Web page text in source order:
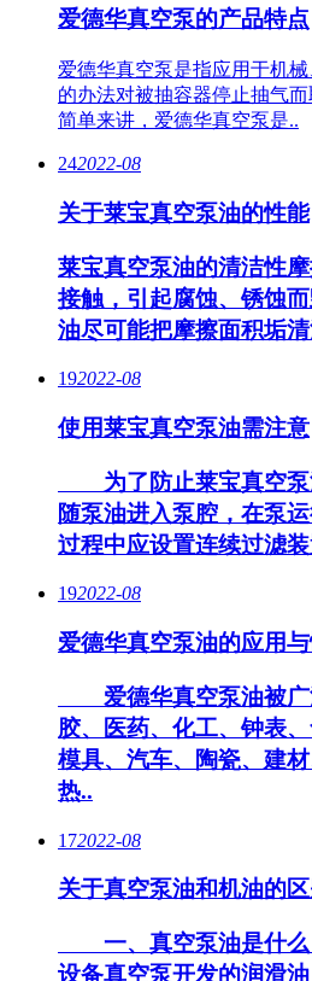
爱德华真空泵的产品特点
爱德华真空泵是指应用于机
的办法对被抽容器停止抽气而
简单来讲，爱德华真空泵是..
242022-08
关于莱宝真空泵油的性能
莱宝真空泵油的清洁性
接触，引起腐蚀、锈蚀
油尽可能把摩擦面积垢
192022-08
使用莱宝真空泵油需注意
为了防止莱宝真空泵
随泵油进入泵腔，在泵
过程中应设置连续过滤
192022-08
爱德华真空泵油的应用
爱德华真空泵油被广
胶、医药、化工、钟表
模具、汽车、陶瓷、建材
热..
172022-08
关于真空泵油和机油的区
一、真空泵油是什么
设备真空泵开发的润滑